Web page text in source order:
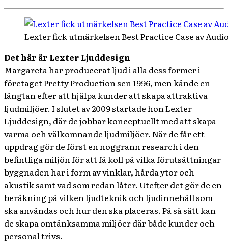
Lexter fick utmärkelsen Best Practice Case av
Det här är Lexter Ljuddesign
Margareta har producerat ljud i alla dess former i
företaget Pretty Production sen 1996, men kände en
längtan efter att hjälpa kunder att skapa attraktiva
ljudmiljöer. I slutet av 2009 startade hon Lexter
Ljuddesign, där de jobbar konceptuellt med att skapa
varma och välkomnande ljudmiljöer. När de får ett
uppdrag gör de först en noggrann research i den
befintliga miljön för att få koll på vilka förutsättningar
byggnaden har i form av vinklar, hårda ytor och
akustik samt vad som redan låter. Utefter det gör de en
beräkning på vilken ljudteknik och ljudinnehåll som
ska användas och hur den ska placeras. På så sätt kan
de skapa omtänksamma miljöer där både kunder och
personal trivs.